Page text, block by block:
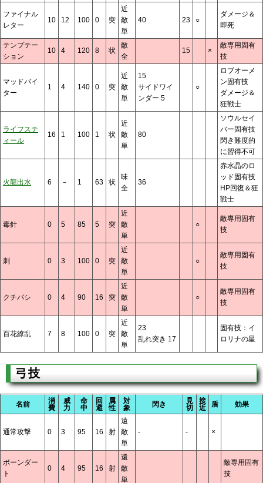
ファイナル
レター
10 12 100 0 突
近
敵
単
40 23 ○
ダメージ＆
即死
テンプテー
ション
10 4 120 8 状
敵
全
15 ×
敵専用固有
技
マッドバイ
ター
1 4 140 0 突
近
敵
単
15
サイドワイ
ンダー 5
○
ロブオーメ
ン固有技
ダメージ＆
狂戦士
ライフステ
ィール
16 1 100 1 状
近
敵
単
80
ソウルセイ
バー固有技
閃き難度的
に習得不可
火龍出水 6 － 1 63 状
味
全
36
赤水晶のロ
ッド固有技
HP回復＆狂
戦士
毒針 0 5 85 5 突
近
敵
単
○
敵専用固有
技
刺 0 3 100 0 突
近
敵
単
○
敵専用固有
技
クチバシ 0 4 90 16 突
近
敵
単
○
敵専用固有
技
百花繚乱 7 8 100 0 突
近
敵
単
23
乱れ突き 17
固有技：イ
ロリナの星
弓技
名前
消
費
威
力
命
中
回
避
属
性
対
象
閃き
見
切
接
近
盾 効果
通常攻撃 0 3 95 16 射
遠
敵
単
- - ×
ボーンダー
ト
0 4 95 16 射
遠
敵
単
敵専用固有
技